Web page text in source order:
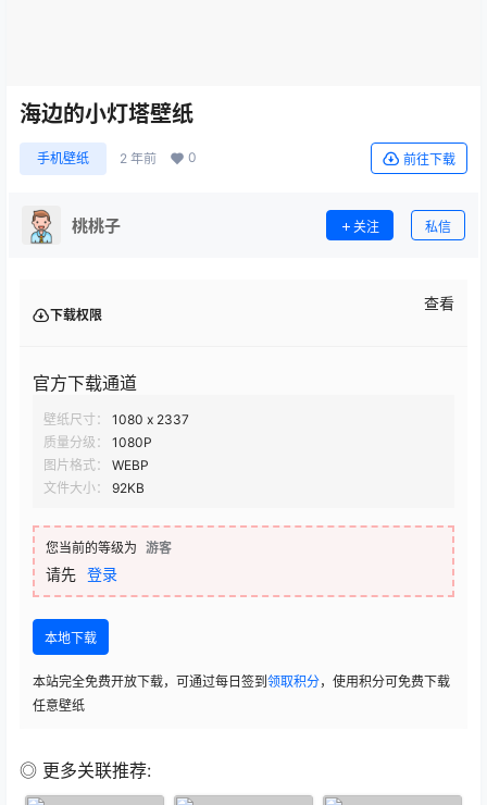
海边的小灯塔壁纸
手机壁纸 2 年前 0 前往下载
桃桃子 关注 私信
下载权限
查看
官方下载通道
壁纸尺寸：
1080 x 2337
质量分级：
1080P
图片格式：
WEBP
文件大小：
92KB
您当前的等级为 游客
请先 登录
本地下载
本站完全免费开放下载，可通过每日签到 领取积分，使用积分可免费下载
任意壁纸
◎ 更多关联推荐: